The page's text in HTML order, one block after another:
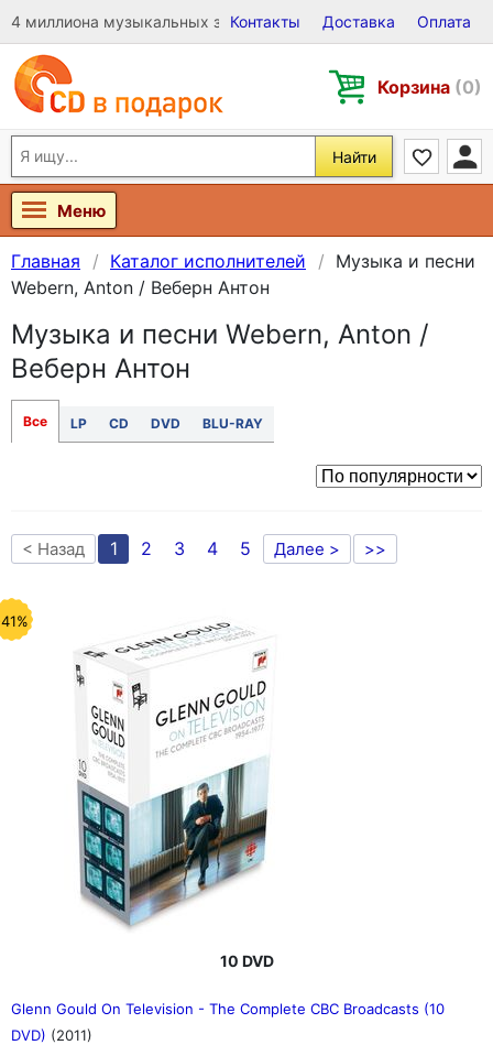
4 миллиона музыкальных записей на Виниле, CD и DVD
Контакты Доставка Оплата
Корзина (0)
Найти
Меню
Главная Каталог исполнителей
Музыка и песни
Webern, Anton / Веберн Антон
Музыка и песни Webern, Anton /
Веберн Антон
Все LP CD DVD BLU-RAY
< Назад 1 2 3 4 5 Далее > >>
10 DVD
Glenn Gould On Television - The Complete CBC Broadcasts (10
DVD) (2011)